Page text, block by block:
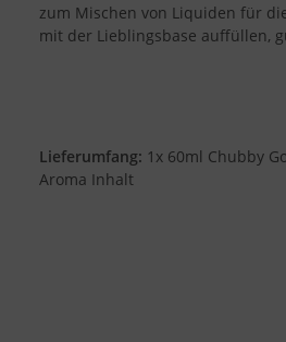
zum Mischen von Liquiden für
mit der Lieblingsbase auffüllen,
Lieferumfang: 1x 60ml Chubby
Aroma Inhalt